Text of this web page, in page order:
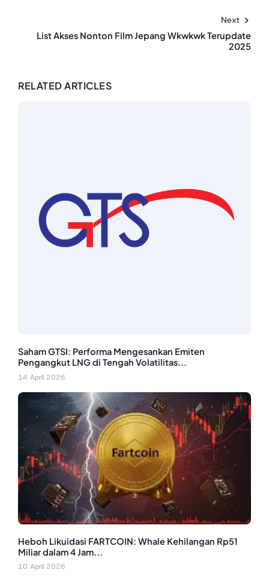
Next
List Akses Nonton Film Jepang Wkwkwk Terupdate
2025
RELATED ARTICLES
Saham GTSI: Performa Mengesankan Emiten
Pengangkut LNG di Tengah Volatilitas...
14 April 2026
Heboh Likuidasi FARTCOIN: Whale Kehilangan Rp51
Miliar dalam 4 Jam...
10 April 2026